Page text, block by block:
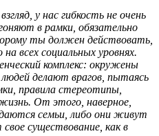
у нас гибкость не очень
в рамки, обязательно
ты должен действовать,
всех социальных уровнях.
комплекс: окружены
делают врагов, пытаясь
правила стереотипы,
От этого, наверное,
семьи, либо они живут
существование, как в